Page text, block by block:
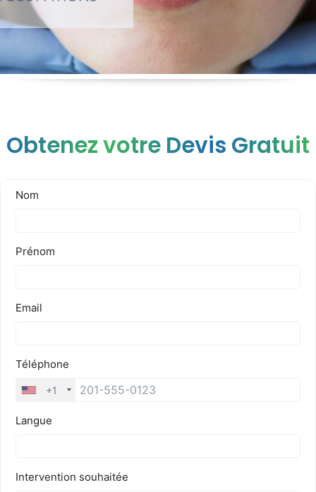
Obtenez votre Devis Gratuit